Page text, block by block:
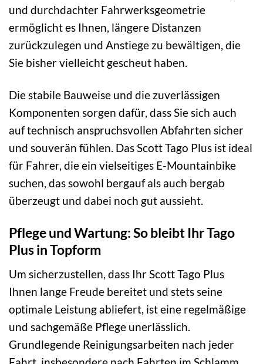
und durchdachter Fahrwerksgeometrie
ermöglicht es Ihnen, längere Distanzen
zurückzulegen und Anstiege zu bewältigen, die
Sie bisher vielleicht gescheut haben.
Die stabile Bauweise und die zuverlässigen
Komponenten sorgen dafür, dass Sie sich auch
auf technisch anspruchsvollen Abfahrten sicher
und souverän fühlen. Das Scott Tago Plus ist ideal
für Fahrer, die ein vielseitiges E-Mountainbike
suchen, das sowohl bergauf als auch bergab
überzeugt und dabei noch gut aussieht.
Pflege und Wartung: So bleibt Ihr Tago
Plus in Topform
Um sicherzustellen, dass Ihr Scott Tago Plus
Ihnen lange Freude bereitet und stets seine
optimale Leistung abliefert, ist eine regelmäßige
und sachgemäße Pflege unerlässlich.
Grundlegende Reinigungsarbeiten nach jeder